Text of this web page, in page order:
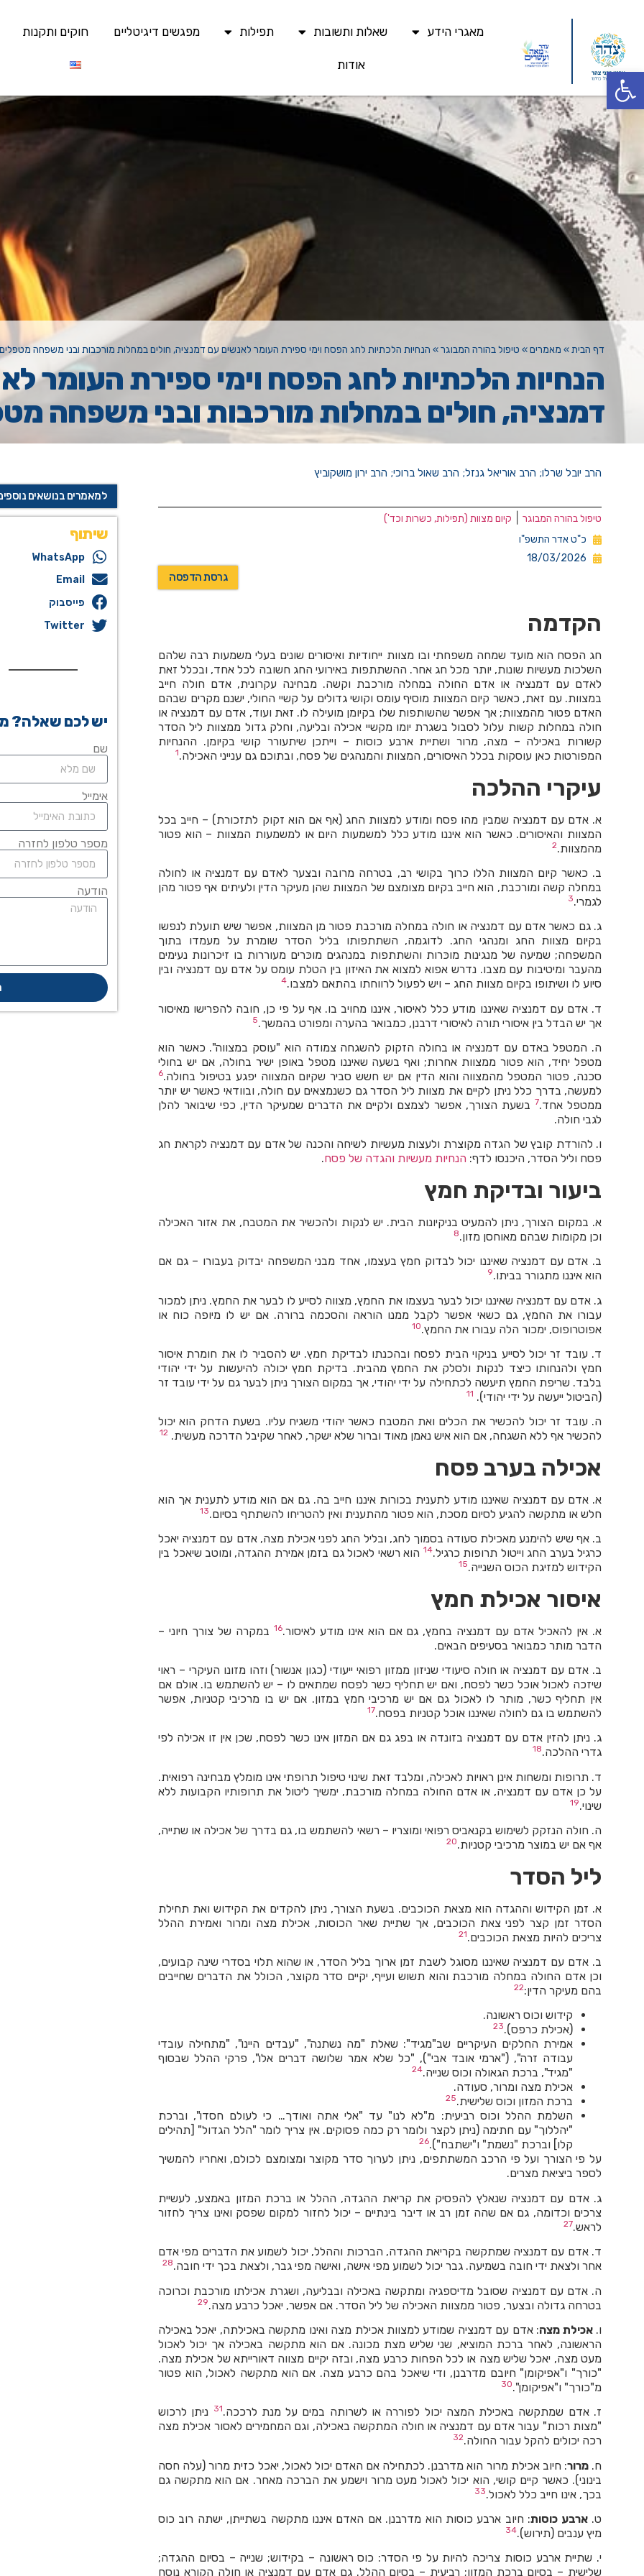
פתח סרגל נגישות
מאגרי הידע שאלות ותשובות תפילות מפגשים דיגיטליים חוקים ותקנות
אודות
דף הבית» מאמרים» טיפול בהורה המבוגר» הנחיות הלכתיות לחג הפסח וימי ספירת העומר לאנשים עם דמנציה, חולים במחלות מורכבות ובני משפחה מטפלים
הנחיות הלכתיות לחג הפסח וימי ספירת העומר
דמנציה, חולים במחלות מורכבות ובני משפחה
הרב יובל שרלו; הרב אוריאל גנזל; הרב שאול ברוכי; הרב ירון מושקוביץ
טיפול בהורה המבוגר
קיום מצוות (תפילות, כשרות וכד')
כ"ט אדר התשפ"ו
18/03/2026
גרסת הדפסה
הקדמה
חג הפסח הוא מועד שמחה משפחתי ובו מצוות ייחודיות ואיסורים שונים בעלי משמעות רבה שלהם
השלכות מעשיות שונות, יותר מכל חג אחר. ההשתתפות באירועי החג חשובה לכל אחד, ובכלל זאת
לאדם עם דמנציה או אדם החולה במחלה מורכבת וקשה. מבחינה עקרונית, אדם חולה חייב
במצוות. עם זאת, כאשר קיום המצוות מוסיף עומס וקושי גדולים על קשיי החולי, ישנם מקרים שבהם
האדם פטור מהמצוות; אך אפשר שהשותפות שלו בקיומן מועילה לו. זאת ועוד, אדם עם דמנציה או
חולה במחלות קשות עלול לסבול בשגרת יומו מקשיי אכילה ובליעה, וחלק גדול ממצוות ליל הסדר
קשורות באכילה – מצה, מרור ושתיית ארבע כוסות – וייתכן שיתעורר קושי בקיומן. ההנחיות
המפורטות כאן עוסקות בכלל האיסורים, המצוות והמנהגים של פסח, ובתוכם גם ענייני האכילה.1
עיקרי ההלכה
א. אדם עם דמנציה שמבין מהו פסח ומודע למצוות החג (אף אם הוא זקוק לתזכורת) – חייב בכל
המצוות והאיסורים. כאשר הוא איננו מודע כלל למשמעות היום או למשמעות המצוות – הוא פטור
מהמצוות.2
ב. כאשר קיום המצוות הללו כרוך בקושי רב, בטרחה מרובה ובצער לאדם עם דמנציה או לחולה
במחלה קשה ומורכבת, הוא חייב בקיום מצומצם של המצוות שהן מעיקר הדין ולעיתים אף פטור מהן
לגמרי.3
ג. גם כאשר אדם עם דמנציה או חולה במחלה מורכבת פטור מן המצוות, אפשר שיש תועלת לנפשו
בקיום מצוות החג ומנהגי החג. לדוגמה, השתתפותו בליל הסדר שומרת על מעמדו בתוך
המשפחה; שמיעה של מנגינות מוכּרות והשתתפות במנהגים מוכּרים מעוררות בו זיכרונות נעימים
מהעבר ומיטיבות עם מצבו. נדרש אפוא למצוא את האיזון בין הטלת עומס על אדם עם דמנציה ובין
סיוע לו ושיתופו בקיום מצוות החג – ויש לפעול לרווחתו בהתאם למצבו.4
ד. אדם עם דמנציה שאיננו מודע כלל לאיסור, איננו מחויב בו. אף על פי כן, חובה להפרישו מאיסור
אך יש הבדל בין איסורי תורה לאיסורי דרבנן, כמבואר בהערה ומפורט בהמשך.5
ה. המטפל באדם עם דמנציה או בחולה הזקוק להשגחה צמודה הוא "עוסק במצווה". כאשר הוא
מטפל יחיד, הוא פטור ממצוות אחרות; ואף בשעה שאיננו מטפל באופן ישיר בחולה, אם יש בחולי
סכנה, פטור המטפל מהמצווה והוא הדין אם יש חשש סביר שקיום המצווה יפגע בטיפול בחולה.6
למעשה, בדרך כלל ניתן לקיים את מצוות ליל הסדר גם כשנמצאים עם חולה, ובוודאי כאשר יש יותר
ממטפל אחד.7 בשעת הצורך, אפשר לצמצם ולקיים את הדברים שמעיקר הדין, כפי שיבואר להלן
לגבי חולה.
ו. להורדת קובץ של הגדה מקוצרת ולעצות מעשיות לשיחה והכנה של אדם עם דמנציה לקראת חג
פסח וליל הסדר, היכנסו לדף: הנחיות מעשיות והגדה של פסח​.
ביעור ובדיקת חמץ
א. במקום הצורך, ניתן להמעיט בניקיונות הבית. יש לנקות ולהכשיר את המטבח, את אזור האכילה
וכן מקומות שבהם מאוחסן מזון.8
ב. אדם עם דמנציה שאיננו יכול לבדוק חמץ בעצמו, אחד מבני המשפחה יבדוק בעבורו – גם אם
הוא איננו מתגורר בביתו.9
ג. אדם עם דמנציה שאיננו יכול לבער בעצמו את החמץ, מצווה לסייע לו לבער את החמץ. ניתן למכור
עבורו את החמץ, גם כשאי אפשר לקבל ממנו הוראה והסכמה ברורה. אם יש לו מיופה כוח או
אפוטרופוס, ימכור הלה עבורו את החמץ.10
ד. עובד זר יכול לסייע בניקוי הבית לפסח ובהכנתו לבדיקת חמץ. יש להסביר לו את חומרת איסור
חמץ ולהנחותו כיצד לנקות ולסלק את החמץ מהבית. בדיקת חמץ יכולה להיעשות על ידי יהודי
בלבד. שריפת החמץ תיעשה לכתחילה על ידי יהודי, אך במקום הצורך ניתן לבער גם על ידי עובד זר
(הביטול ייעשה על ידי יהודי). 11
ה. עובד זר יכול להכשיר את הכלים ואת המטבח כאשר יהודי משגיח עליו. בשעת הדחק הוא יכול
להכשיר אף ללא השגחה, אם הוא איש נאמן מאוד וברור שלא ישקר, לאחר שקיבל הדרכה מעשית. 12
אכילה בערב פסח
א. אדם עם דמנציה שאיננו מודע לתענית בכורות איננו חייב בה. גם אם הוא מודע לתענית אך הוא
חלש או מתקשה להגיע לסיום מסכת, הוא פטור מהתענית ואין להטריחו להשתתף בסיום.13
ב. אף שיש להימנע מאכילת סעודה בסמוך לחג, ובליל החג לפני אכילת מצה, אדם עם דמנציה יאכל
כרגיל בערב החג וייטול תרופות כרגיל.14 הוא רשאי לאכול גם בזמן אמירת ההגדה, ומוטב שיאכל בין
הקידוש למזיגת הכוס השנייה.15
איסור אכילת חמץ
א. אין להאכיל אדם עם דמנציה בחמץ, גם אם הוא אינו מודע לאיסור.16 במקרה של צורך חיוני –
הדבר מותר כמבואר בסעיפים הבאים.
ב. אדם עם דמנציה או חולה סיעודי שניזון ממזון רפואי ייעודי (כגון אנשור) וזהו מזונו העיקרי – ראוי
שיזכה לאכול אוכל כשר לפסח, ואם יש תחליף כשר לפסח שמתאים לו – יש להשתמש בו. אולם אם
אין תחליף כשר, מותר לו לאכול גם אם יש מרכיבי חמץ במזון. אם יש בו מרכיבי קטניות, אפשר
להשתמש בו גם לחולה שאיננו אוכל קטניות בפסח.17
ג. ניתן להזין אדם עם דמנציה בזונדה או בפג גם אם המזון אינו כשר לפסח, שכן אין זו אכילה לפי
גדרי ההלכה.18
ד. תרופות ומשחות אינן ראויות לאכילה, ומלבד זאת שינוי טיפול תרופתי אינו מומלץ מבחינה רפואית.
על כן אדם עם דמנציה, או אדם החולה במחלה מורכבת, ימשיך ליטול את תרופותיו הקבועות ללא
שינוי.19
ה. חולה הנזקק לשימוש בקנאביס רפואי ומוצריו – רשאי להשתמש בו, גם בדרך של אכילה או שתייה,
אף אם יש במוצר מרכיבי קטניות.20
ליל הסדר
א. זמן הקידוש וההגדה הוא מצאת הכוכבים. בשעת הצורך, ניתן להקדים את הקידוש ואת תחילת
הסדר זמן קצר לפני צאת הכוכבים, אך שתיית שאר הכוסות, אכילת מצה ומרור ואמירת ההלל
צריכים להיות מצאת הכוכבים.21
ב. אדם עם דמנציה שאיננו מסוגל לשבת זמן ארוך בליל הסדר, או שהוא תלוי בסדרי שינה קבועים,
וכן אדם החולה במחלה מורכבת והוא תשוש ועייף, יקיים סדר מקוצר, הכולל את הדברים שחייבים
בהם מעיקר הדין:22
קידוש וכוס ראשונה.
(אכילת כרפס).23
אמירת החלקים העיקריים שב"מגיד": שאלת "מה נשתנה", "עבדים היינו", "מתחילה עובדי
עבודה זרה", ("ארמי אובד אבי"), "כל שלא אמר שלושה דברים אלו", פרקי ההלל שבסוף
"מגיד", ברכת הגאולה וכוס שנייה.24
אכילת מצה ומרור, סעודה.
ברכת המזון וכוס שלישית.25
השלמת ההלל וכוס רביעית: מ"לא לנו" עד "אלי אתה ואודך… כי לעולם חסדו", וברכת
"יהללוך" עם חתימה (ניתן לקצר ולומר רק כמה פסוקים. אין צריך לומר "הלל הגדול" [תהילים
קלו] וברכת "נשמת" ו"ישתבח").26
על פי הצורך ועל פי הרכב המשתתפים, ניתן לערוך סדר מקוצר ומצומצם לכולם, ואחריו להמשיך
לספר ביציאת מצרים.
ג. אדם עם דמנציה שנאלץ להפסיק את קריאת ההגדה, ההלל או ברכת המזון באמצע, לעשיית
צרכים וכדומה, גם אם שהה זמן רב או דיבר בינתיים – יכול לחזור למקום שפסק ואינו צריך לחזור
לראש.27
ד. אדם עם דמנציה שמתקשה בקריאת ההגדה, הברכות וההלל, יכול לשמוע את הדברים מפי אדם
אחר ולצאת ידי חובה בשמיעה. גבר יכול לשמוע מפי אישה, ואישה מפי גבר, ולצאת בכך ידי חובה.28
ה. אדם עם דמנציה שסובל מדיספגיה ומתקשה באכילה ובבליעה, ושגרת אכילתו מורכבת וכרוכה
בטרחה גדולה ובצער, פטור ממצוות האכילה של ליל הסדר. אם אפשר, יאכל כרבע מצה.29
ו.אכילת מצה: אדם עם דמנציה שמודע למצוות אכילת מצה ואינו מתקשה באכילתה, יאכל באכילה
הראשונה, לאחר ברכת המוציא, שני שליש מצת מכונה. אם הוא מתקשה באכילה אך יכול לאכול
מעט מצה, יאכל שליש מצה או לכל הפחות כרבע מצה, ובזה יקיים מצווה דאורייתא של אכילת מצה.
"כורך" ו"אפיקומן" חיובם מדרבנן, ודי שיאכל בהם כרבע מצה. אם הוא מתקשה לאכול, הוא פטור
מ"כורך" ו"אפיקומן".30
ז. אדם שמתקשה באכילת המצה יכול לפוררה או לשרותה במים על מנת לרככה.31 ניתן לרכוש
"מצות רכות" עבור אדם עם דמנציה או חולה המתקשה באכילה, וגם המחמירים לאסור אכילת מצה
רכה יכולים להקל עבור החולה.32
ח.מרור: חיוב אכילת מרור הוא מדרבנן. לכתחילה אם האדם יכול לאכול, יאכל כזית מרור (עלה חסה
בינוני). כאשר קיים קושי, הוא יכול לאכול מעט מרור וישמע את הברכה מאחר. אם הוא מתקשה גם
בכך, אינו חייב כלל לאכול.33
ט.ארבע כוסות: חיוב ארבע כוסות הוא מדרבנן. אם האדם איננו מתקשה בשתייתן, ישתה רוב כוס
מיץ ענבים (תירוש).34
י. שתיית ארבע כוסות צריכה להיות על פי הסדר: כוס ראשונה – בקידוש; שנייה – בסיום ההגדה;
שלישית – בסיום ברכת המזון; רביעית – בסיום ההלל. גם אדם עם דמנציה או חולה הקורא נוסח
למאמרים בנושאים
שיתוף
WhatsApp
Email
פייסבוק
Twitter
יש לכם שאלה?
שם
אימייל
מספר טלפון לחזרה
הודעה